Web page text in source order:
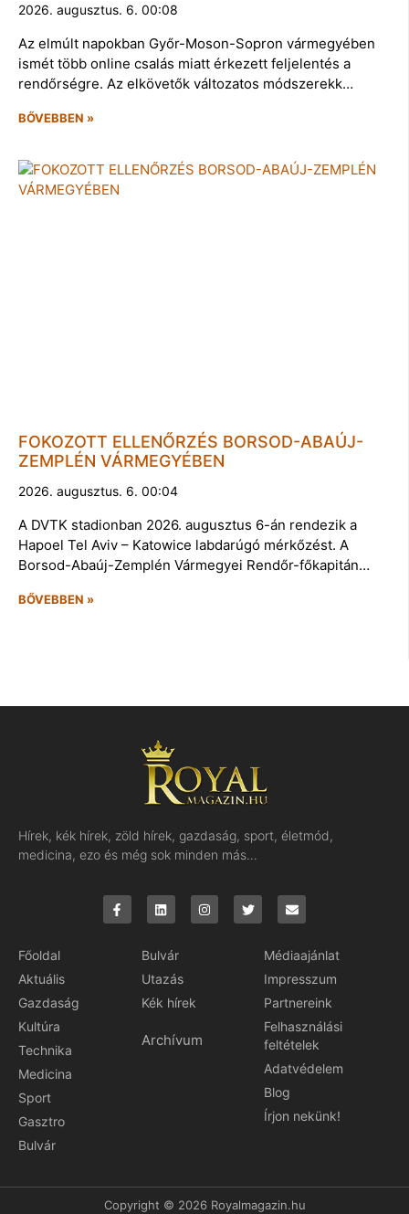
2026. augusztus. 6. 00:08
Az elmúlt napokban Győr-Moson-Sopron vármegyében
ismét több online csalás miatt érkezett feljelentés a
rendőrségre. Az elkövetők változatos módszerekk…
BŐVEBBEN »
FOKOZOTT ELLENŐRZÉS BORSOD-ABAÚJ-
ZEMPLÉN VÁRMEGYÉBEN
2026. augusztus. 6. 00:04
A DVTK stadionban 2026. augusztus 6-án rendezik a
Hapoel Tel Aviv – Katowice labdarúgó mérkőzést. A
Borsod-Abaúj-Zemplén Vármegyei Rendőr-főkapitán…
BŐVEBBEN »
Hírek, kék hírek, zöld hírek, gazdaság, sport, életmód,
medicina, ezo és még sok minden más…
Főoldal
Aktuális
Gazdaság
Kultúra
Technika
Medicina
Sport
Gasztro
Bulvár
Bulvár
Utazás
Kék hírek
Archívum
Médiaajánlat
Impresszum
Partnereink
Felhasználási
feltételek
Adatvédelem
Blog
Írjon nekünk!
Copyright © 2026 Royalmagazin.hu